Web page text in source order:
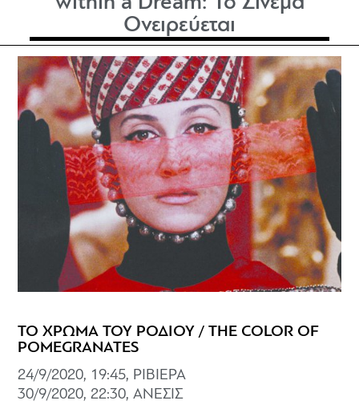
Ονειρεύεται
ΤΟ ΧΡΩΜΑ ΤΟΥ ΡΟΔΙΟΥ / THE COLOR OF
POMEGRANATES
24/9/2020, 19:45, ΡΙΒΙΕΡΑ
30/9/2020, 22:30, ΑΝΕΣΙΣ